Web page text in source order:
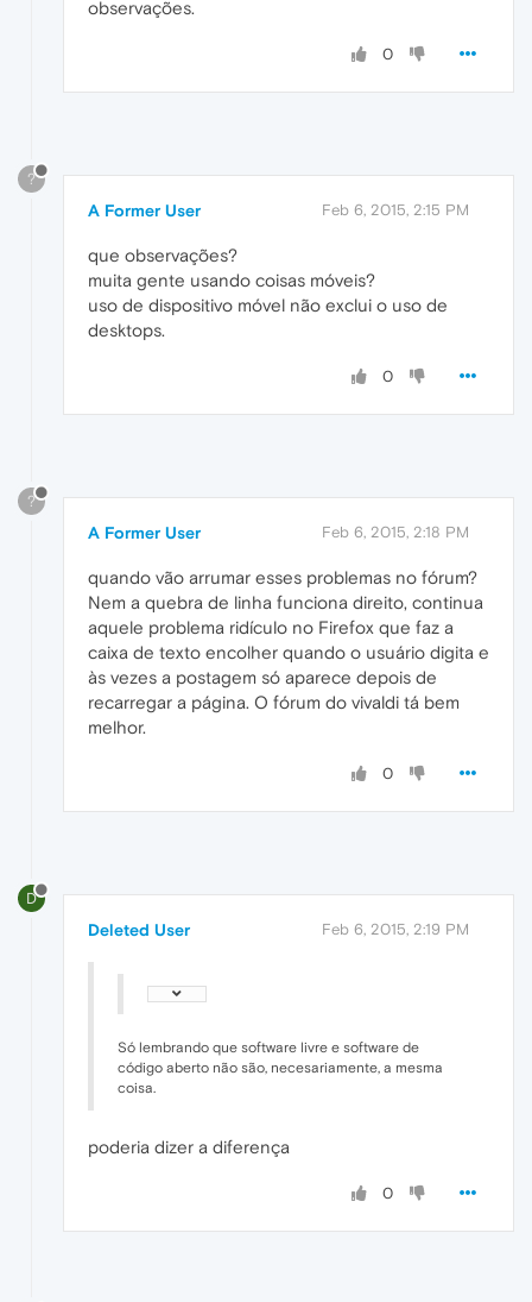
observações.
0
?
A Former User Feb 6, 2015, 2:15 PM
que observações?
muita gente usando coisas móveis?
uso de dispositivo móvel não exclui o uso de
desktops.
0
?
A Former User Feb 6, 2015, 2:18 PM
quando vão arrumar esses problemas no fórum?
Nem a quebra de linha funciona direito, continua
aquele problema ridículo no Firefox que faz a
caixa de texto encolher quando o usuário digita e
às vezes a postagem só aparece depois de
recarregar a página. O fórum do vivaldi tá bem
melhor.
0
D
Deleted User Feb 6, 2015, 2:19 PM
Só lembrando que software livre e software de
código aberto não são, necesariamente, a mesma
coisa.
poderia dizer a diferença
0